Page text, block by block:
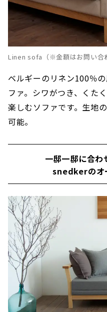
Linen sofa（※金額はお問い合
ベルギーのリネン100％
ファ。シワがつき、くた
楽しむソファです。生地
可能。
一邸一邸に合
snedkerのオ